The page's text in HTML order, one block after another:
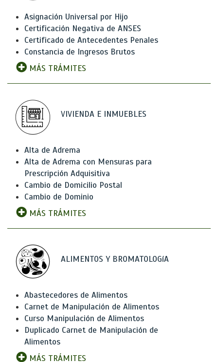
Asignación Universal por Hijo
Certificación Negativa de ANSES
Certificado de Antecedentes Penales
Constancia de Ingresos Brutos
MÁS TRÁMITES
VIVIENDA E INMUEBLES
Alta de Adrema
Alta de Adrema con Mensuras para
Prescripción Adquisitiva
Cambio de Domicilio Postal
Cambio de Dominio
MÁS TRÁMITES
ALIMENTOS Y BROMATOLOGíA
Abastecedores de Alimentos
Carnet de Manipulación de Alimentos
Curso Manipulación de Alimentos
Duplicado Carnet de Manipulación de
Alimentos
MÁS TRÁMITES